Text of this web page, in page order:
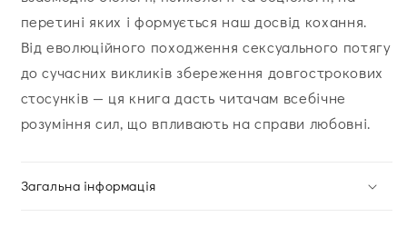
перетині яких і формується наш досвід кохання.
Від еволюційного походження сексуального потягу
до сучасних викликів збереження довгострокових
стосунків — ця книга дасть читачам всебічне
розуміння сил, що впливають на справи любовні.
Загальна інформація